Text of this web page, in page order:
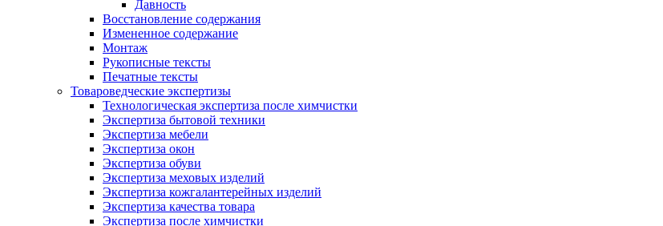
Давность
Восстановление содержания
Измененное содержание
Монтаж
Рукописные тексты
Печатные тексты
Товароведческие экспертизы
Технологическая экспертиза после химчистки
Экспертиза бытовой техники
Экспертиза мебели
Экспертиза окон
Экспертиза обуви
Экспертиза меховых изделий
Экспертиза кожгалантерейных изделий
Экспертиза качества товара
Экспертиза после химчистки